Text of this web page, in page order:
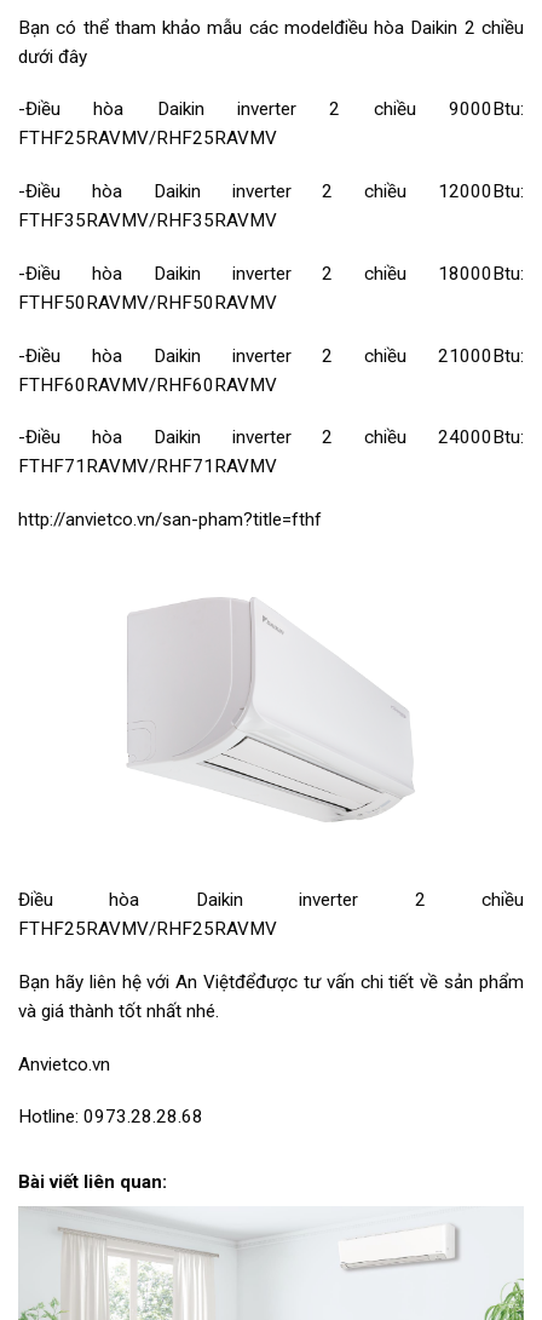
Bạn có thể tham khảo mẫu các modelđiều hòa Daikin 2 chiều
dưới đây
-Điều hòa Daikin inverter 2 chiều 9000Btu:
FTHF25RAVMV/RHF25RAVMV
-Điều hòa Daikin inverter 2 chiều 12000Btu:
FTHF35RAVMV/RHF35RAVMV
-Điều hòa Daikin inverter 2 chiều 18000Btu:
FTHF50RAVMV/RHF50RAVMV
-Điều hòa Daikin inverter 2 chiều 21000Btu:
FTHF60RAVMV/RHF60RAVMV
-Điều hòa Daikin inverter 2 chiều 24000Btu:
FTHF71RAVMV/RHF71RAVMV
http://anvietco.vn/san-pham?title=fthf
Điều hòa Daikin inverter 2 chiều
FTHF25RAVMV/RHF25RAVMV
Bạn hãy liên hệ với An Việtđểđược tư vấn chi tiết về sản phẩm
và giá thành tốt nhất nhé.
Anvietco.vn
Hotline: 0973.28.28.68
Bài viết liên quan: